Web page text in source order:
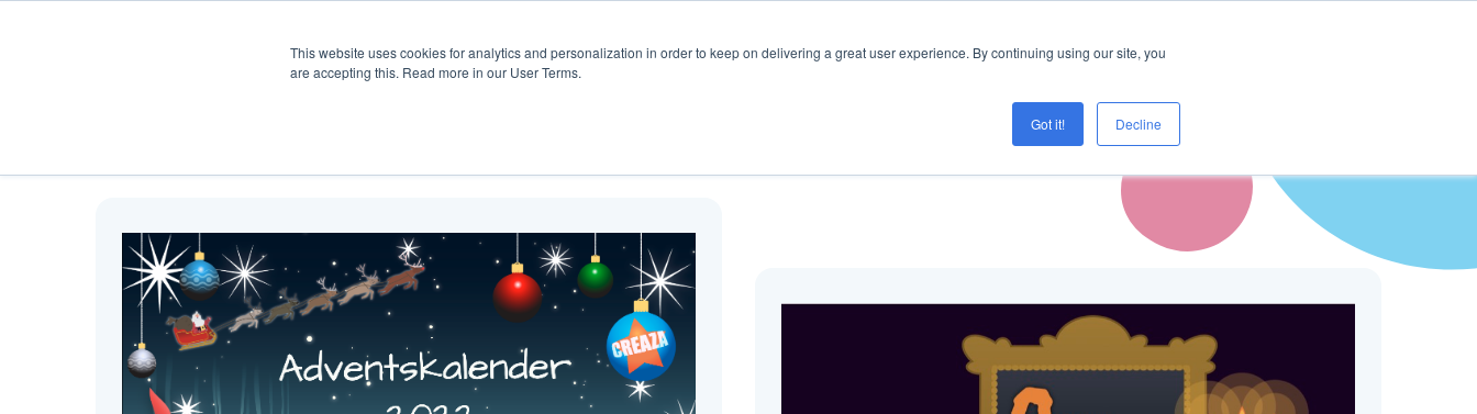
This website uses cookies for analytics and personalization in order to keep on delivering a great user experience. By continuing using our site, you
are accepting this. Read more in our User Terms.
Got it! Decline